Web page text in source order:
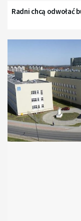
Radni chcą odwołać